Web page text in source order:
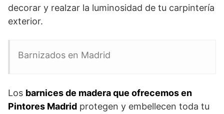
decorar y realzar la luminosidad de tu carpintería
exterior.
Barnizados en Madrid
Los barnices de madera que ofrecemos en
Pintores Madrid protegen y embellecen toda tu